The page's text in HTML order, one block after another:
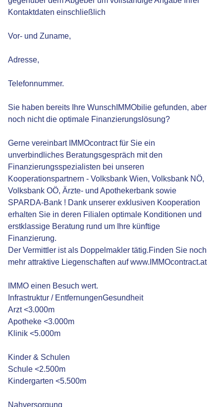
Kontaktdaten einschließlich
Vor- und Zuname,
Adresse,
Telefonnummer.
Sie haben bereits Ihre WunschIMMObilie gefunden, aber
noch nicht die optimale Finanzierungslösung?
Gerne vereinbart IMMOcontract für Sie ein
unverbindliches Beratungsgespräch mit den
Finanzierungsspezialisten bei unseren
Kooperationspartnern - Volksbank Wien, Volksbank NÖ,
Volksbank OÖ, Ärzte- und Apothekerbank sowie
SPARDA-Bank ! Dank unserer exklusiven Kooperation
erhalten Sie in deren Filialen optimale Konditionen und
erstklassige Beratung rund um Ihre künftige
Finanzierung.
Der Vermittler ist als Doppelmakler tätig.Finden Sie noch
mehr attraktive Liegenschaften auf www.IMMOcontract.at
IMMO einen Besuch wert.
Infrastruktur / EntfernungenGesundheit
Arzt <3.000m
Apotheke <3.000m
Klinik <5.000m
Kinder & Schulen
Schule <2.500m
Kindergarten <5.500m
Nahversorgung